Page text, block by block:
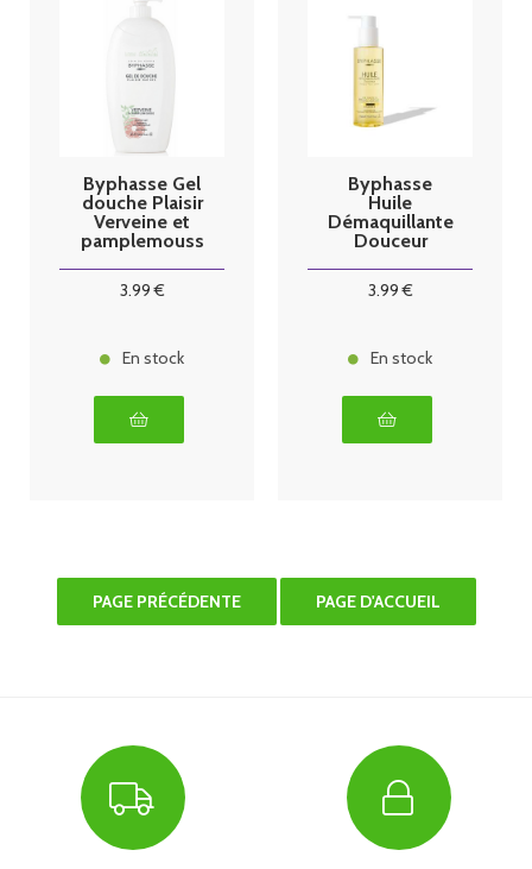
Byphasse Gel
douche Plaisir
Verveine et
pamplemouss
3.99€
En stock
Byphasse
Huile
Démaquillante
Douceur
3.99€
En stock